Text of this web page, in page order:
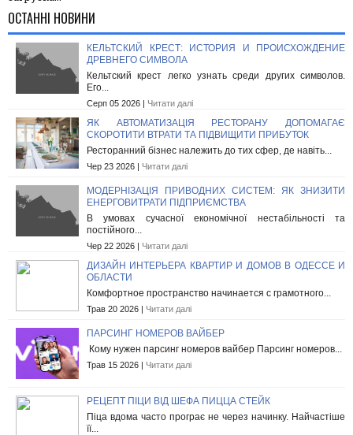
ОСТАННІ НОВИНИ
КЕЛЬТСКИЙ КРЕСТ: ИСТОРИЯ И ПРОИСХОЖДЕНИЕ
ДРЕВНЕГО СИМВОЛА
Кельтский крест легко узнать среди других символов.
Его...
Серп 05 2026 | Читати далі
ЯК АВТОМАТИЗАЦІЯ РЕСТОРАНУ ДОПОМАГАЄ
СКОРОТИТИ ВТРАТИ ТА ПІДВИЩИТИ ПРИБУТОК
Ресторанний бізнес належить до тих сфер, де навіть...
Чер 23 2026 | Читати далі
МОДЕРНІЗАЦІЯ ПРИВОДНИХ СИСТЕМ: ЯК ЗНИЗИТИ
ЕНЕРГОВИТРАТИ ПІДПРИЄМСТВА
В умовах сучасної економічної нестабільності та
постійного...
Чер 22 2026 | Читати далі
ДИЗАЙН ИНТЕРЬЕРА КВАРТИР И ДОМОВ В ОДЕССЕ И
ОБЛАСТИ
Комфортное пространство начинается с грамотного...
Трав 20 2026 | Читати далі
ПАРСИНГ НОМЕРОВ ВАЙБЕР
Кому нужен парсинг номеров вайбер Парсинг номеров...
Трав 15 2026 | Читати далі
РЕЦЕПТ ПІЦИ ВІД ШЕФА ПИЦЦА СТЕЙК
Піца вдома часто програє не через начинку. Найчастіше
її...